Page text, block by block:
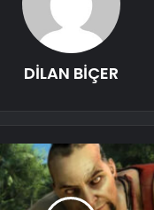
DİLAN BİÇER